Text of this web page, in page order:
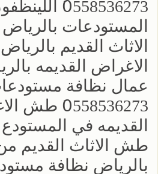
0َ558536273
المستودعات بالرياض
الاثاث القديم
الاغراض القديمه
عمال نظافة
0َ558536273
القديمه في
طش الاثاث القديم
بالرياض نظافة